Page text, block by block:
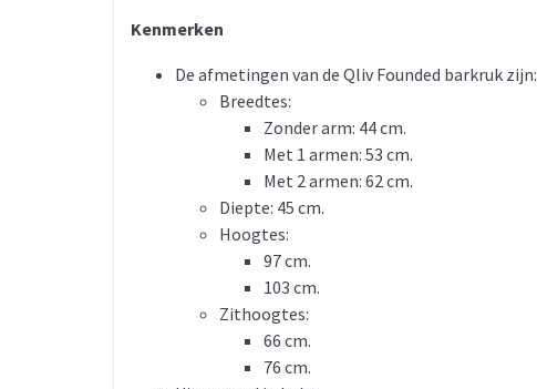
Kenmerken
De afmetingen van de Qliv Founded barkruk zijn:
Breedtes:
Zonder arm: 44 cm.
Met 1 armen: 53 cm.
Met 2 armen: 62 cm.
Diepte: 45 cm.
Hoogtes:
97 cm.
103 cm.
Zithoogtes:
66 cm.
76 cm.